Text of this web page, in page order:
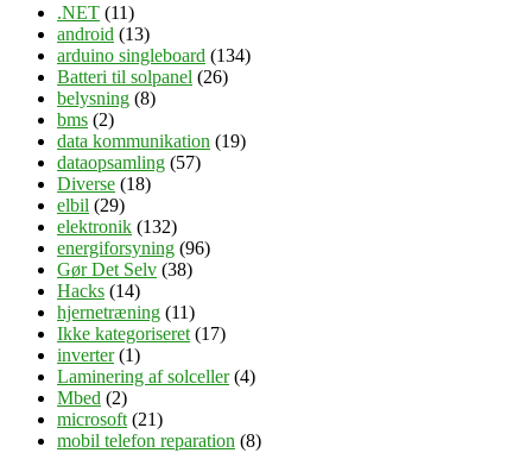
.NET (11)
android (13)
arduino singleboard (134)
Batteri til solpanel (26)
belysning (8)
bms (2)
data kommunikation (19)
dataopsamling (57)
Diverse (18)
elbil (29)
elektronik (132)
energiforsyning (96)
Gør Det Selv (38)
Hacks (14)
hjernetræning (11)
Ikke kategoriseret (17)
inverter(1)
Laminering af solceller(4)
Mbed (2)
microsoft (21)
mobil telefon reparation (8)